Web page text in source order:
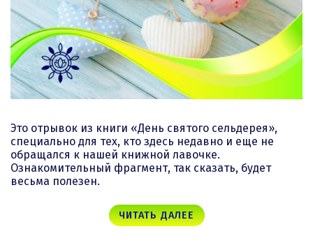
Это отрывок из книги «День святого сельдерея»,
специально для тех, кто здесь недавно и еще не
обращался к нашей книжной лавочке.
Ознакомительный фрагмент, так сказать, будет
весьма полезен.
ЧИТАТЬ ДАЛЕЕ